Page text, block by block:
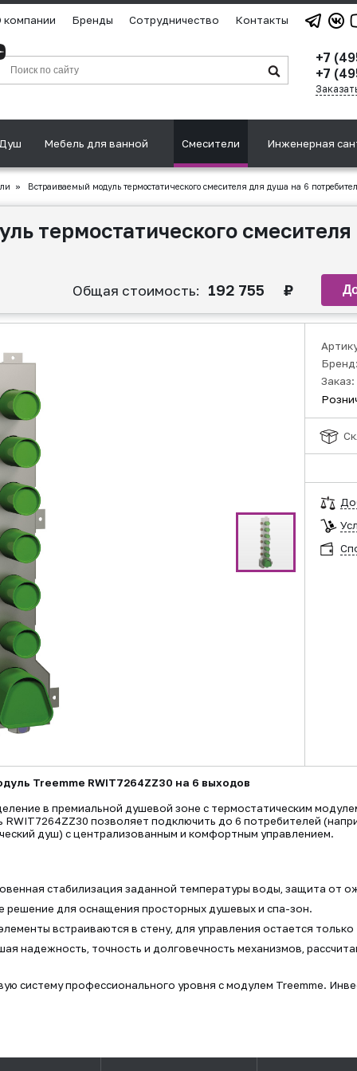
компании Бренды Сотрудничество Контакты
+7
+7
Мебель для ванной Смесители Инженерная
» Встраиваемый модуль термостатического смесителя для душа на 6
термостатического
Общая стоимость: 192 755 ₽
Заказ:
Treemme RWIT7264ZZ30 на 6 выходов
в премиальной душевой зоне с термостатическим
позволяет подключить до 6 потребителей
душ) с централизованным и комфортным управлением.
стабилизация заданной температуры воды, защита от
решение для оснащения просторных душевых и спа-зон.
встраиваются в стену, для управления остается
надежность, точность и долговечность механизмов,
систему профессионального уровня с модулем Treemme.